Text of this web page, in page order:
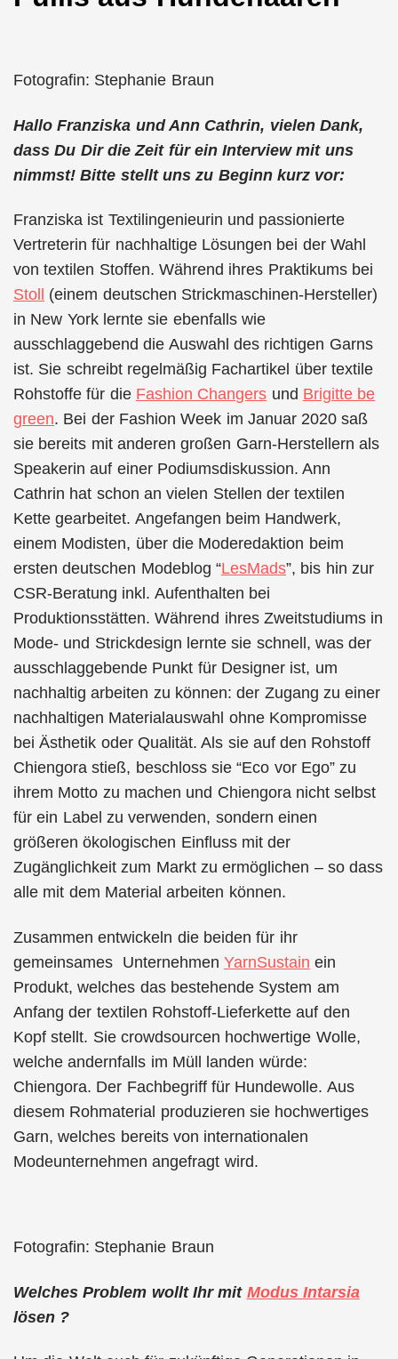
Fotografin: Stephanie Braun
Hallo Franziska und Ann Cathrin, vielen Dank,
dass Du Dir die Zeit für ein Interview mit uns
nimmst! Bitte stellt uns zu Beginn kurz vor:
Franziska ist Textilingenieurin und passionierte
Vertreterin für nachhaltige Lösungen bei der Wahl
von textilen Stoffen. Während ihres Praktikums bei
Stoll
(einem deutschen Strickmaschinen-Hersteller)
in New York lernte sie ebenfalls wie
ausschlaggebend die Auswahl des richtigen Garns
ist. Sie schreibt regelmäßig Fachartikel über textile
Rohstoffe für die Fashion Changers und Brigitte be
green. Bei der Fashion Week im Januar 2020 saß
sie bereits mit anderen großen Garn-Herstellern als
Speakerin auf einer Podiumsdiskussion. Ann
Cathrin hat schon an vielen Stellen der textilen
Kette gearbeitet. Angefangen beim Handwerk,
einem Modisten, über die Moderedaktion beim
ersten deutschen Modeblog “LesMads”, bis hin zur
CSR-Beratung inkl. Aufenthalten bei
Produktionsstätten. Während ihres Zweitstudiums in
Mode- und Strickdesign lernte sie schnell, was der
ausschlaggebende Punkt für Designer ist, um
nachhaltig arbeiten zu können: der Zugang zu einer
nachhaltigen Materialauswahl ohne Kompromisse
bei Ästhetik oder Qualität. Als sie auf den Rohstoff
Chiengora stieß, beschloss sie “Eco vor Ego” zu
ihrem Motto zu machen und Chiengora nicht selbst
für ein Label zu verwenden, sondern einen
größeren ökologischen Einfluss mit der
Zugänglichkeit zum Markt zu ermöglichen – so dass
alle mit dem Material arbeiten können.
Zusammen entwickeln die beiden für ihr
gemeinsames Unternehmen YarnSustain ein
Produkt, welches das bestehende System am
Anfang der textilen Rohstoff-Lieferkette auf den
Kopf stellt. Sie crowdsourcen hochwertige Wolle,
welche andernfalls im Müll landen würde:
Chiengora. Der Fachbegriff für Hundewolle. Aus
diesem Rohmaterial produzieren sie hochwertiges
Garn, welches bereits von internationalen
Modeunternehmen angefragt wird.
Fotografin: Stephanie Braun
Welches Problem wollt Ihr mit Modus Intarsia
lösen ?